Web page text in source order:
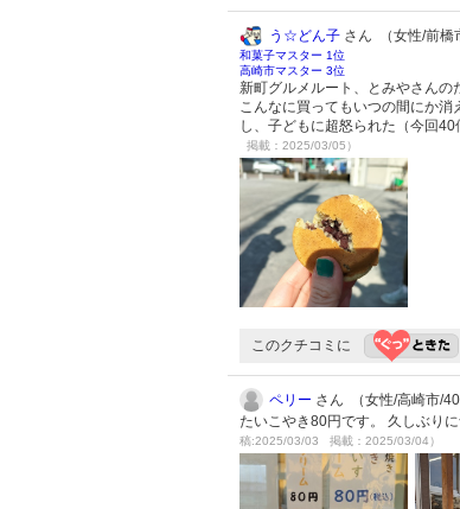
う☆どん子 さん （女性/前橋
和菓子マスター 1位
高崎市マスター 3位
新町グルメルート、とみやさんの
こんなに買ってもいつの間にか
し、子どもに超怒られた（今回
掲載：2025/03/05）
このクチコミに
ペリー さん （女性/高崎市/40
たいこやき80円です。 久しぶり
稿:2025/03/03 掲載：2025/03/04）